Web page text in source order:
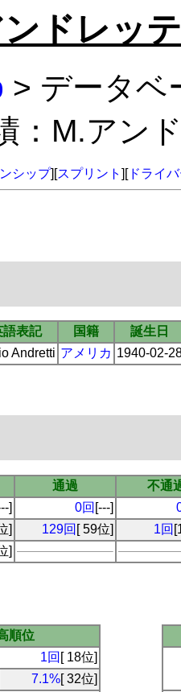
ドレッ
> データ
：M.アン
シップ][スプリント ][ドライ
語表記 国籍
誕生日
Andretti アメリカ 1940-02-
通過
不通
] 0回 [---]
] 129回 [ 59位] 1回
]
順位
1回 [ 18位]
7.1%[ 32位]